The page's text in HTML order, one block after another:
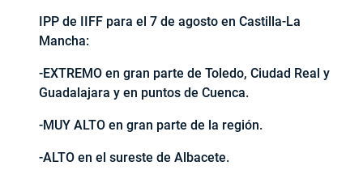
IPP de IIFF para el 7 de agosto en Castilla-La
Mancha:
-EXTREMO en gran parte de Toledo, Ciudad Real y
Guadalajara y en puntos de Cuenca.
-MUY ALTO en gran parte de la región.
-ALTO en el sureste de Albacete.